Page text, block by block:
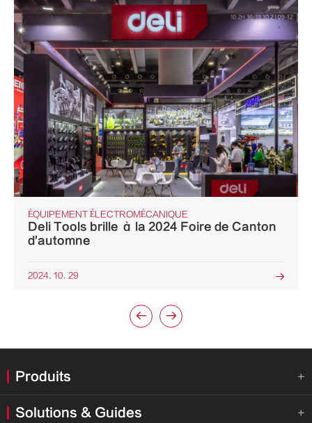
ÉQUIPEMENT ÉLECTROMÉCANIQUE
Deli Tools brille à la 2024 Foire de Canton
d'automne
2024. 10. 29 
 
Produits 
Solutions & Guides 